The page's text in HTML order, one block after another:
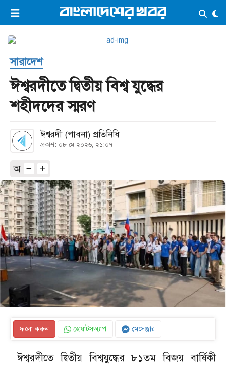
ভিডিও ই-পেপার লগইন ×
প্রচ্ছদ
সর্বশেষ
সব বিভাগ
আর্কাইভ
কনভার্টার
সারাদেশ
ঈশ্বরদীতে দ্বিতীয় বিশ্ব যুদ্ধের
শহীদদের স্মরণ
ঈশ্বরদী (পাবনা) প্রতিনিধি
প্রকাশ: ০৮ মে ২০২৬, ২১:০৭
অ
ফলো করুন হোয়াটসঅ্যাপ মেসেঞ্জার
ঈশ্বরদীতে দ্বিতীয় বিশ্বযুদ্ধের ৮১তম বিজয় বার্ষিকী